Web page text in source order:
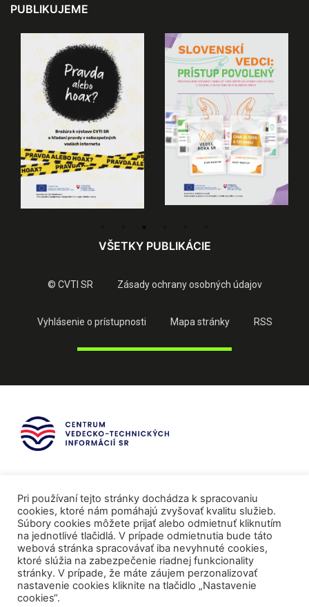
PUBLIKUJEME
VŠETKY PUBLIKÁCIE
© CVTI SR Zásady ochrany osobných údajov
Vyhlásenie o prístupnosti Mapa stránky RSS
Mediálni partneri
Pri používaní tejto stránky dochádza k spracovaniu
cookies, ktoré nám pomáhajú zvyšovať kvalitu služieb.
Súbory cookies môžete prijať alebo odmietnuť kliknutím
na jednotlivé tlačidlá. V prípade odmietnutia bude táto
webová stránka spracovávať iba nevyhnuté cookies,
ktoré slúžia na zabezpečenie riadnej funkcionality
stránky. V prípade, že máte záujem perzonalizovať
nastavenie cookies kliknite na tlačidlo „Nastavenie
cookies“.